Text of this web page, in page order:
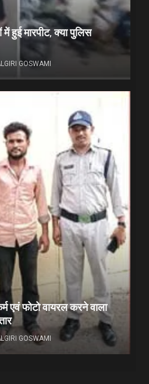
में हुई मारपीट, क्या पुलिस
GOSWAMI
एवं फोटो वायरल करने वाला
GOSWAMI